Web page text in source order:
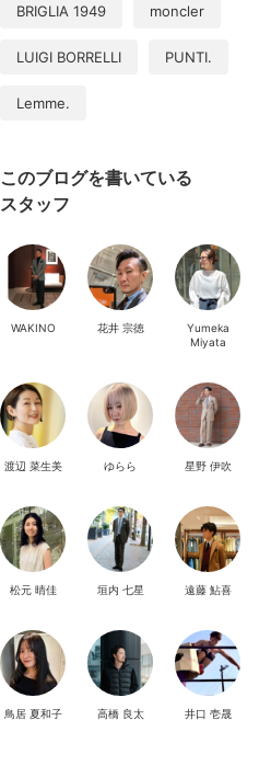
BRIGLIA 1949 moncler
LUIGI BORRELLI PUNTI.
Lemme.
このブログを書いている
スタッフ
WAKINO 花井 宗徳
Yumeka
Miyata
渡辺 菜生美 ゆらら 星野 伊吹
松元 晴佳 垣内 七星 遠藤 鮎喜
鳥居 夏和子 高橋 良太 井口 壱晟